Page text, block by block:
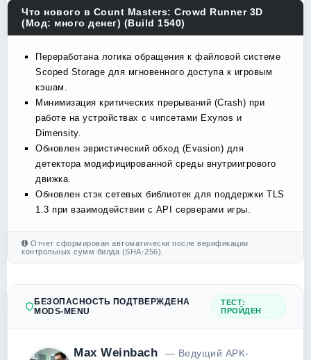
Что нового в Count Masters: Crowd Runner 3D
(Мод: много денег) (Build 1540)
Переработана логика обращения к файловой системе
Scoped Storage для мгновенного доступа к игровым
кэшам.
Минимизация критических прерываний (Crash) при
работе на устройствах с чипсетами Exynos и
Dimensity.
Обновлен эвристический обход (Evasion) для
детектора модифицированной среды внутриигрового
движка.
Обновлен стэк сетевых библиотек для поддержки TLS
1.3 при взаимодействии с API серверами игры.
Отчет сформирован автоматически после верификации
контрольных сумм билда (SHA-256).
БЕЗОПАСНОСТЬ ПОДТВЕРЖДЕНА
MODS-MENU
ТЕСТ:
ПРОЙДЕН
Max Weinbach
— Ведущий APK-